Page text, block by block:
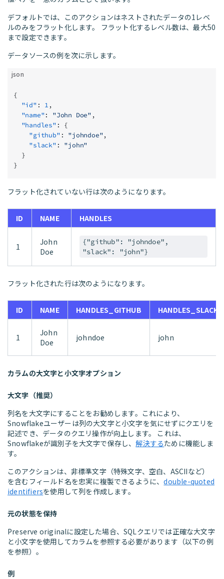
デフォルトでは、このアクションはネストされたデータの1レベ
ルのみをフラット化します。 フラット化するレベル数は、最大50
まで設定できます。
データソースの例を次に示します。
json
{
  "id"
: 1 ,
  "name"
: "John Doe" ,
  "handles"
: {
    "github"
: "johndoe",
    "slack"
: "john"
  }
}
フラット化されていない行は次のようになります。
ID NAME HANDLES
1
John
Doe
{"github": "johndoe",
"slack": "john"}
フラット化された行は次のようになります。
ID NAME HANDLES_GITHUB HANDLES_SLACK
1
John
Doe
johndoe john
カラムの大文字と小文字オプション
大文字（推奨）
列名を大文字にすることをお勧めします。これにより、
Snowflakeユーザーは列の大文字と小文字を気にせずにクエリを
記述でき、データのクエリ操作が向上します。 これは、
Snowflakeが識別子を大文字で保存し、解決するために機能しま
す。
このアクションは、非標準文字（特殊文字、空白、ASCIIなど）
を含むフィールド名を忠実に複製できるように、double-quoted
identifiersを使用して列を作成します。
元の状態を保持
Preserve originalに設定した場合、SQLクエリでは正確な大文字
と小文字を使用してカラムを参照する必要があります（以下の例
を参照）。
例